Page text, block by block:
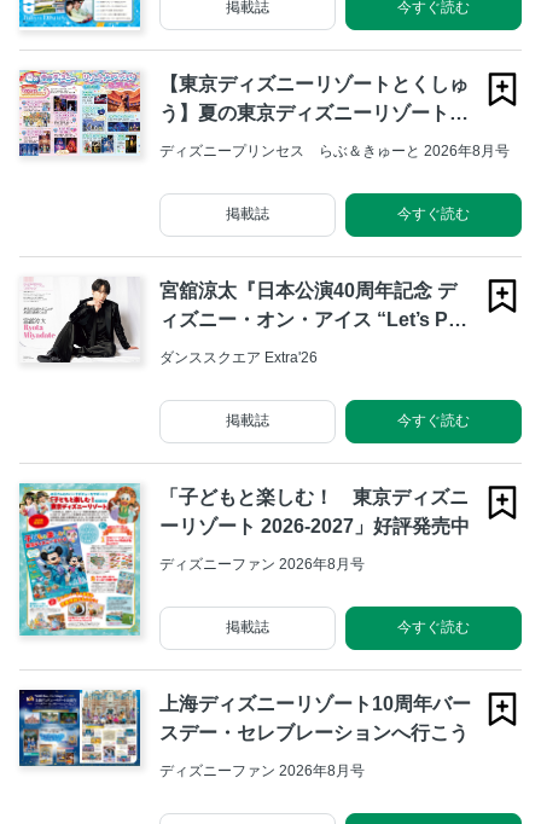
今すぐ読む
掲載誌
【東京ディズニーリゾートとくしゅ
う】夏の東京ディズニーリゾートを
あそびつくそう！
ディズニープリンセス らぶ＆きゅーと 2026年8月号
今すぐ読む
掲載誌
宮舘涼太『日本公演40周年記念 デ
ィズニー・オン・アイス “Let’s Part
y!”』
ダンススクエア Extra'26
今すぐ読む
掲載誌
「子どもと楽しむ！ 東京ディズニ
ーリゾート 2026-2027」好評発売中
ディズニーファン 2026年8月号
今すぐ読む
掲載誌
上海ディズニーリゾート10周年バー
スデー・セレブレーションへ行こう
ディズニーファン 2026年8月号